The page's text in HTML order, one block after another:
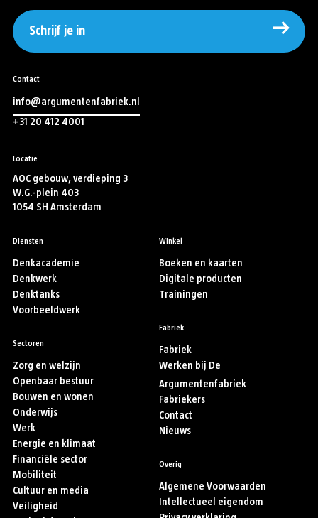
Schrijf je in
Contact
info@argumentenfabriek.nl
+31 20 412 4001
Locatie
AOC gebouw, verdieping 3
W.G.-plein 403
1054 SH Amsterdam
Diensten
Denkacademie
Denkwerk
Denktanks
Voorbeeldwerk
Sectoren
Zorg en welzijn
Openbaar bestuur
Bouwen en wonen
Onderwijs
Werk
Energie en klimaat
Financiële sector
Mobiliteit
Cultuur en media
Veiligheid
Winkel
Boeken en kaarten
Digitale producten
Trainingen
Fabriek
Fabriek
Werken bij De
Argumentenfabriek
Fabriekers
Contact
Nieuws
Overig
Algemene Voorwaarden
Intellectueel eigendom